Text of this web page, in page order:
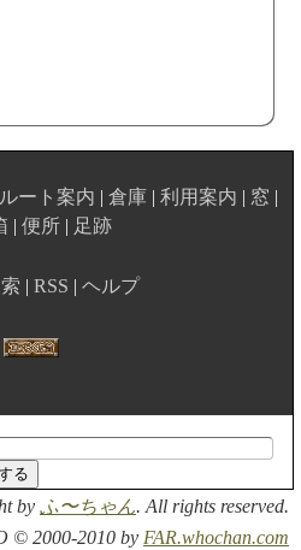
ルート案内 倉庫 利用案内
窓
便所 足跡
RSS ヘルプ
by ふ〜ちゃん. All rights reserved.
© 2000-2010 by FAR.whochan.com